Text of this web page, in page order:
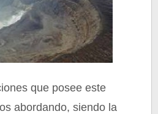
que posee este
abordando, siendo la